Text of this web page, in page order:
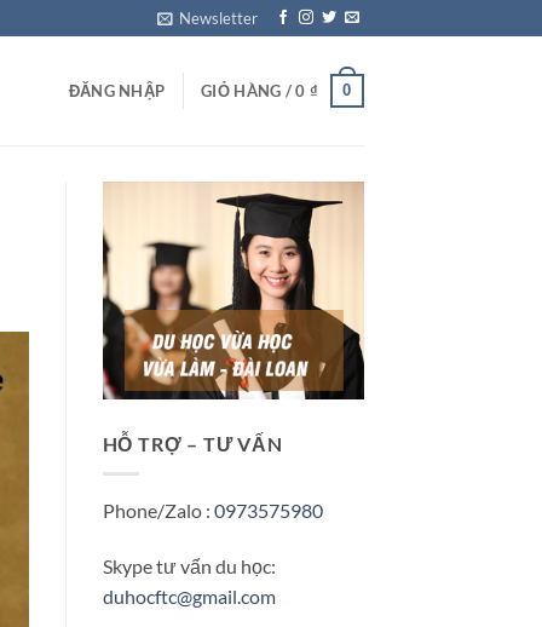
Newsletter
ĐĂNG NHẬP GIỎ HÀNG /0 ₫ 0
HỖ TRỢ – TƯ VẤN
Phone/Zalo : 0973575980
Skype tư vấn du học:
duhocftc@gmail.com